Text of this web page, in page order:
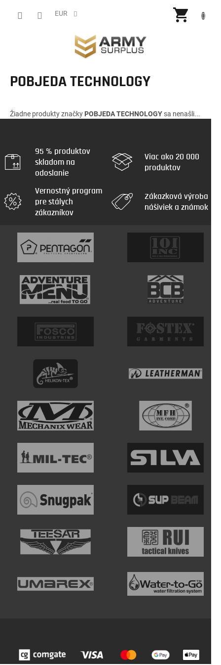
EUR
POBJEDA TECHNOLOGY
Žiadne produkty značky POBJEDA TECHNOLOGY sa nenašli...
95 % produktov
skladom na
odoslanie
Viac ako 20 000
produktov
Vernostný program
pre stálych
zákazníkov
Zákazková výroba
nášiviek a známok